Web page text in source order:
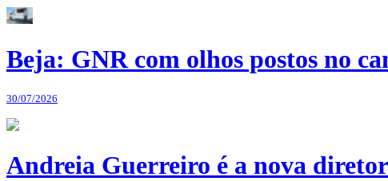
Beja: GNR com olhos postos no
30/07/2026
Andreia Guerreiro é a nova